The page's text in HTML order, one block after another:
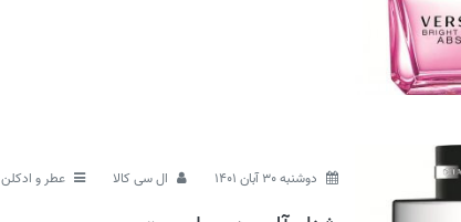
دوشنبه 30 آبان 1401 ال سی کالا عطر و ادکلن